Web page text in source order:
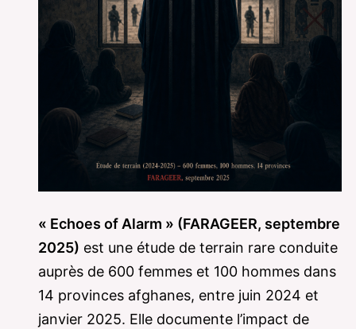
« Echoes of Alarm » (FARAGEER, septembre
2025) est une étude de terrain rare conduite
auprès de 600 femmes et 100 hommes dans
14 provinces afghanes, entre juin 2024 et
janvier 2025. Elle documente l’impact de